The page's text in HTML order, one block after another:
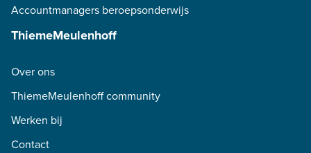
Accountmanagers beroepsonderwijs
ThiemeMeulenhoff
Over ons
ThiemeMeulenhoff community
Werken bij
Contact